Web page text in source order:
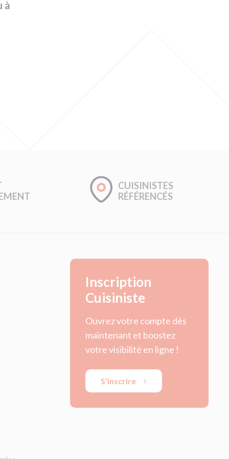
à
CUISINISTES
RÉFÉRENCÉS
Inscription
Cuisiniste
Ouvrez votre compte dès
maintenant et boostez
votre visibilité en ligne !
S'inscrire